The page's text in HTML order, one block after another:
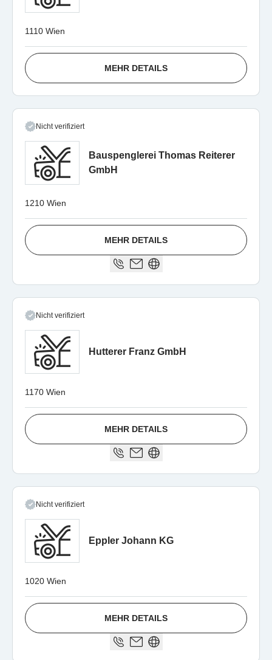
1110 Wien
MEHR DETAILS
Nicht verifiziert
Bauspenglerei Thomas Reiterer
GmbH
1210 Wien
MEHR DETAILS
Nicht verifiziert
Hutterer Franz GmbH
1170 Wien
MEHR DETAILS
Nicht verifiziert
Eppler Johann KG
1020 Wien
MEHR DETAILS